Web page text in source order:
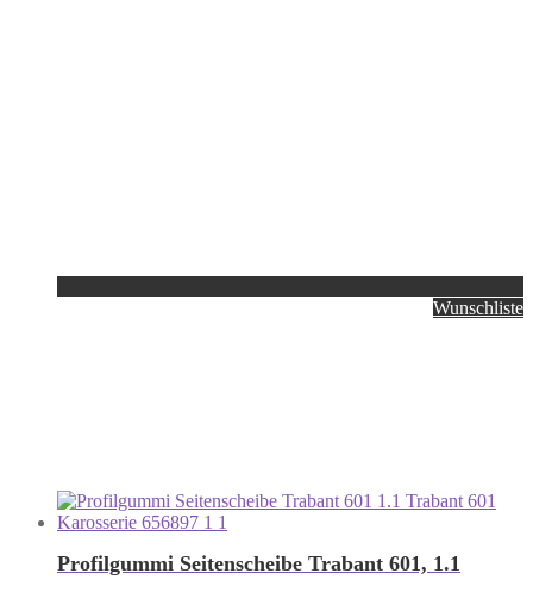
Wunschliste
Profilgummi Seitenscheibe Trabant 601, 1.1